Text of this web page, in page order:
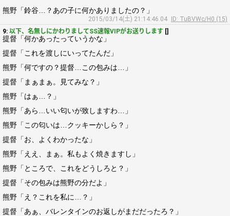
熊野「鈴谷…？あの子に何かありましたの？」
2015/03/14(土) 21:14:46.04
ID: TuBVWc/H0 (15)
9: 以下、名無しにかわりましてSS速報VIPがお送りします []
提督「何かあったっていうかな」
提督「これを渡しにいってたんだ」
熊野「何ですの？提督…この包みは…」
提督「まぁまぁ。見てみな？」
熊野「はぁ…？」
熊野「あら…いい匂いが致しますわ…」
熊野「この匂いは…クッキーかしら？」
提督「お、よくわかったな」
熊野「ええ、まぁ。私もよく焼きますし」
熊野「ところで、これをどうしろと？」
提督「その包みは熊野の分だよ」
熊野「え？これを私に…？」
提督「あぁ、バレンタインのお返しがまだだったろ？」